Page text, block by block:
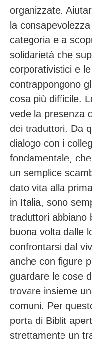
organizzate.
la
categoria e a
solidarietà che
corporativistici e
contrappongono
cosa più difficile.
vede la presenza
dei traduttori. Da
dialogo con i
fondamentale,
un semplice
dato vita alla
in Italia, sono
traduttori abbiano
buona volta dalle
confrontarsi dal
anche con figure
guardare le cose
trovare insieme
comuni. Per
porta di Biblit
strettamente un